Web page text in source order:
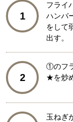
1
フライ
ハンバ
をして
出す。
2
①のフ
★を炒
玉ねぎ